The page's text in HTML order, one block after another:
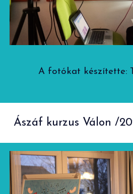
A fotókat készítette:
Ászáf kurzus Válon /